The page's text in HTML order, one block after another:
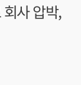
사 압박,